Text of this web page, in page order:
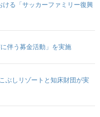
る「サッカーファミリー復興
伴う募金活動」を実施
ぶしリゾートと知床財団が実